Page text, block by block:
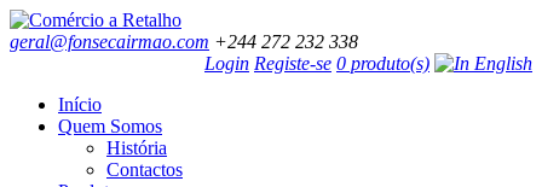
geral@fonsecairmao.com +244 272 232 338
Login Registe-se 0 produto(s)
Início
Quem Somos
História
Contactos